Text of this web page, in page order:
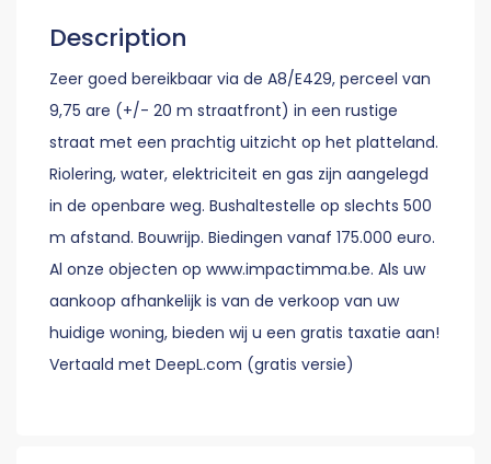
Description
Zeer goed bereikbaar via de A8/E429, perceel van
9,75 are (+/- 20 m straatfront) in een rustige
straat met een prachtig uitzicht op het platteland.
Riolering, water, elektriciteit en gas zijn aangelegd
in de openbare weg. Bushaltestelle op slechts 500
m afstand. Bouwrijp. Biedingen vanaf 175.000 euro.
Al onze objecten op www.impactimma.be. Als uw
aankoop afhankelijk is van de verkoop van uw
huidige woning, bieden wij u een gratis taxatie aan!
Vertaald met DeepL.com (gratis versie)